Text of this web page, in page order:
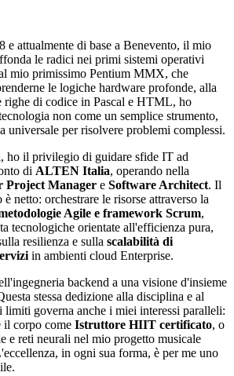
e attualmente di base a Benevento, il mio
le radici nei primi sistemi operativi
mio primissimo Pentium MMX, che
le logiche hardware profonde, alla
righe di codice in Pascal e HTML, ho
non come un semplice strumento,
universale per risolvere problemi complessi.
ho il privilegio di guidare sfide IT ad
di ALTEN Italia, operando nella
Project Manager e Software Architect. Il
netto: orchestrare le risorse attraverso la
Agile e framework Scrum,
tecnologiche orientate all'efficienza pura,
resilienza e sulla scalabilità di
in ambienti cloud Enterprise.
backend a una visione d'insieme
stessa dedizione alla disciplina e al
limiti governa anche i miei interessi paralleli:
il corpo come Istruttore HIIT certificato, o
e reti neurali nel mio progetto musicale
in ogni sua forma, è per me uno